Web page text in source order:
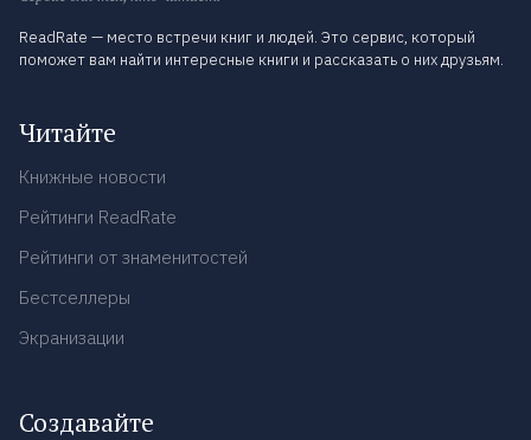
ReadRate — место встречи книг и людей. Это сервис, который
поможет вам найти интересные книги и рассказать о них друзьям.
Читайте
Книжные новости
Рейтинги ReadRate
Рейтинги от знаменитостей
Бестселлеры
Экранизации
Создавайте